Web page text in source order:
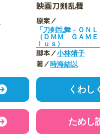
映画刀剣乱舞
原案／
「刀剣乱舞－ＯＮ
（ＤＭＭ ＧＡＭ
ｌｕｓ）
脚本／小林靖子
著／時海結以
くわし
ためし